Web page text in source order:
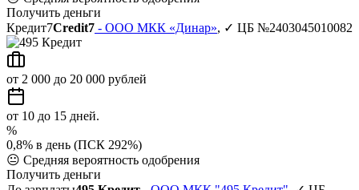
Получить деньги
Кредит7Credit7 - ООО МКК «Динар», ✓ ЦБ №2403045010082
от 2 000 до 20 000 рублей
от 10 до 15 дней.
%
0,8% в день (ПСК 292%)
😐 Средняя вероятность одобрения
Получить деньги